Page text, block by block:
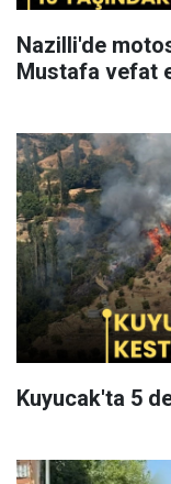
Nazilli'de
Mustafa vefat
Kuyucak'ta 5